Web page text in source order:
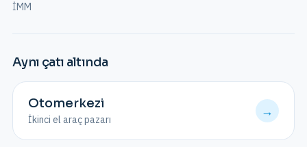
İMM
Aynı çatı altında
Otomerkezi
İkinci el araç pazarı
→